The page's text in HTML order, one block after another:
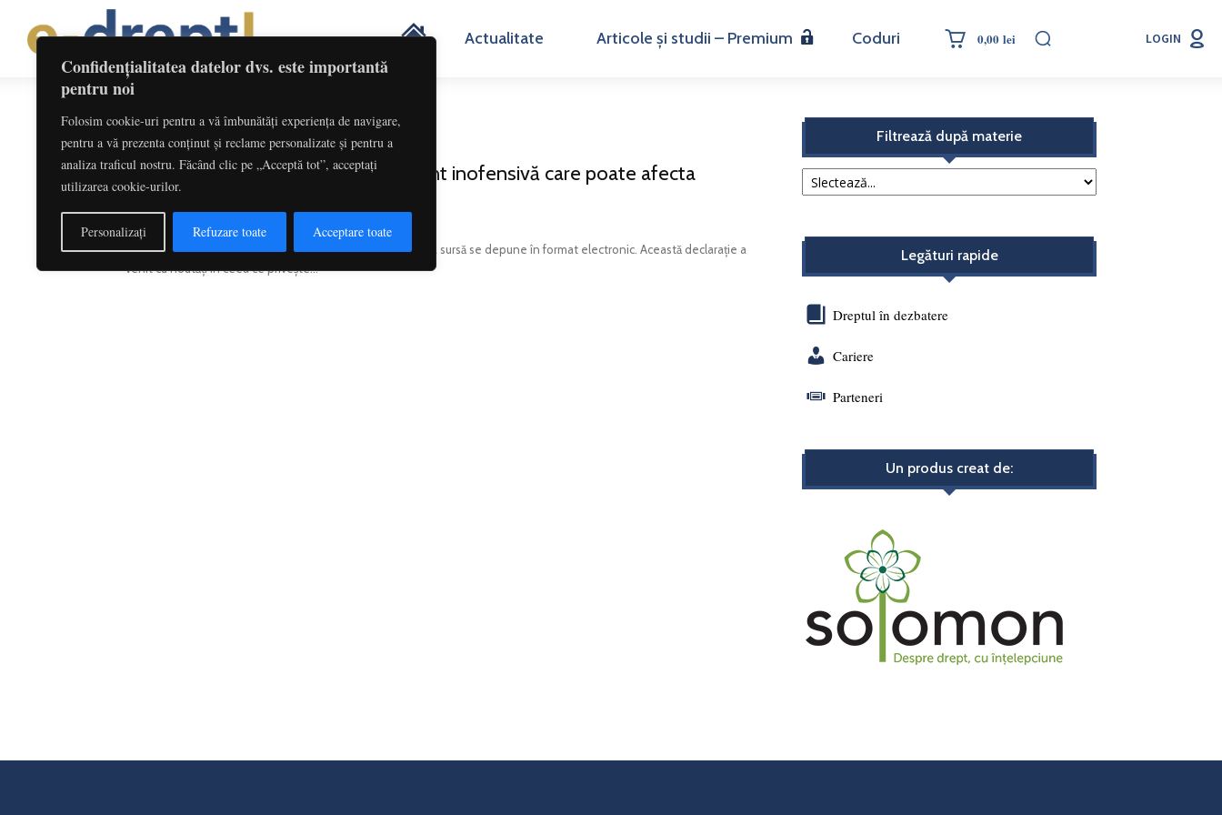
Confidențialitatea datelor dvs. este importantă
pentru noi
Folosim cookie-uri pentru a vă îmbunătăți experiența de navigare,
pentru a vă prezenta conținut și reclame personalizate și pentru a
analiza traficul nostru. Făcând clic pe „Acceptă tot”, acceptați
utilizarea cookie-urilor.
Personalizați Refuzare toate Acceptare toate
H
e
Actualitate Articole și studii – Premium Coduri 0,00 lei LOGIN
Etichetă: Retinerea La Sursa
Declarația 207 – o modificare aparent inofensivă care poate afecta
negativ relațiile firmelor românești...
noiembrie 14, 2017
Începând cu acest an, declarația anuală privind reținerea la sursă se depune în format electronic. Această declarație a
venit cu noutăți în ceea ce privește...
Filtrează după materie
Legături rapide
Dreptul în dezbatere
Cariere
Parteneri
Un produs creat de: